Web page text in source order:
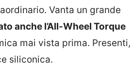
Vanta un grande
anche l’All-Wheel Torque
mai vista prima. Presenti,
siliconica.